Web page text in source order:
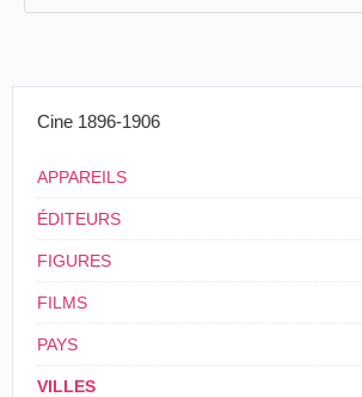
Cine 1896-1906
APPAREILS
ÉDITEURS
FIGURES
FILMS
PAYS
VILLES